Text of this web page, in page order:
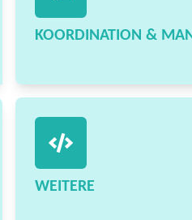
KOORDINATION &
WEITERE